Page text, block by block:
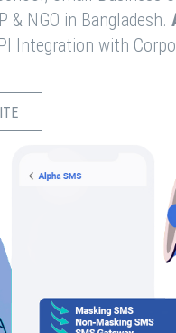
& NGO in Bangladesh.
Integration with